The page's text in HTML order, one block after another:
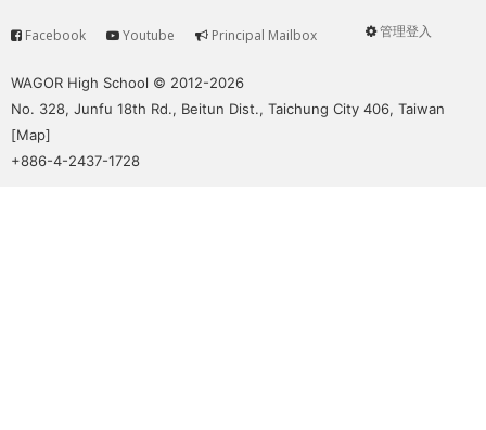
User
管理登入
Service
Facebook Youtube Principal Mailbox
WAGOR High School © 2012-2026
No. 328, Junfu 18th Rd., Beitun Dist., Taichung City 406, Taiwan
[Map]
+886-4-2437-1728